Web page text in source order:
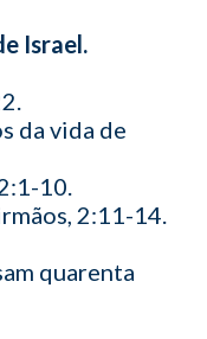
Israel.
da vida de
10.
2:11-14.
quarenta